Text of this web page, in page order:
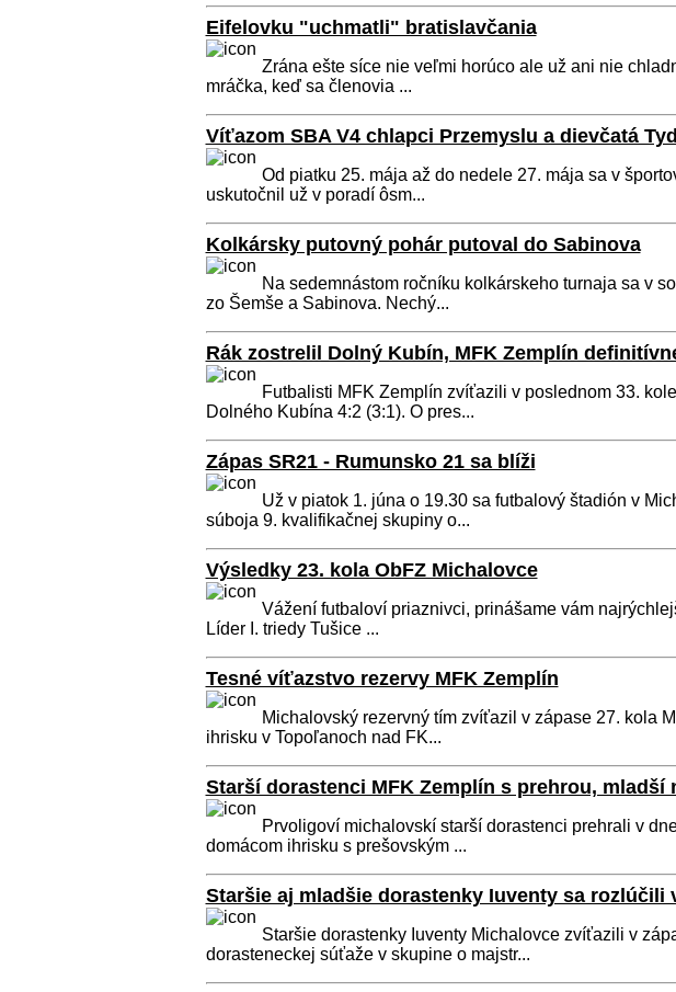
Eifelovku "uchmatli" bratislavčania
Zrána ešte síce nie veľmi horúco ale už ani nie
mráčka, keď sa členovia ...
Víťazom SBA V4 chlapci Przemyslu a dievčatá
Od piatku 25. mája až do nedele 27. mája sa v
uskutočnil už v poradí ôsm...
Kolkársky putovný pohár putoval do Sabinova
Na sedemnástom ročníku kolkárskeho turnaja sa v
zo Šemše a Sabinova. Nechý...
Rák zostrelil Dolný Kubín, MFK Zemplín
Futbalisti MFK Zemplín zvíťazili v poslednom 33.
Dolného Kubína 4:2 (3:1). O pres...
Zápas SR21 - Rumunsko 21 sa blíži
Už v piatok 1. júna o 19.30 sa futbalový štadión v
súboja 9. kvalifikačnej skupiny o...
Výsledky 23. kola ObFZ Michalovce
Vážení futbaloví priaznivci, prinášame vám
Líder I. triedy Tušice ...
Tesné víťazstvo rezervy MFK Zemplín
Michalovský rezervný tím zvíťazil v zápase 27. kola
ihrisku v Topoľanoch nad FK...
Starší dorastenci MFK Zemplín s prehrou, mladší
Prvoligoví michalovskí starší dorastenci prehrali v
domácom ihrisku s prešovským ...
Staršie aj mladšie dorastenky Iuventy sa rozlúčili
Staršie dorastenky Iuventy Michalovce zvíťazili v
dorasteneckej súťaže v skupine o majstr...